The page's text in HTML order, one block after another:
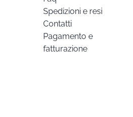
Spedizioni e resi
Contatti
Pagamento e
fatturazione